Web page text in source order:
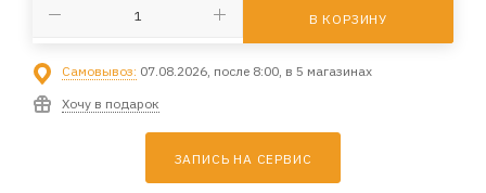
В КОРЗИНУ
Самовывоз: 07.08.2026, после 8:00, в 5 магазинах
Хочу в подарок
ЗАПИСЬ НА СЕРВИС